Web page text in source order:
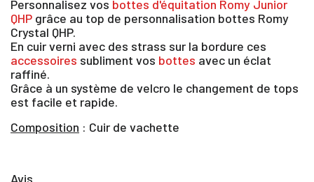
Avis
Personnalisez vos bottes d'équitation Romy Junior
QHP grâce au top de personnalisation bottes Romy
Crystal QHP.
En cuir verni avec des strass sur la bordure ces
accessoires subliment vos bottes avec un éclat
raffiné.
Grâce à un système de velcro le changement de tops
est facile et rapide.
Composition : Cuir de vachette
×